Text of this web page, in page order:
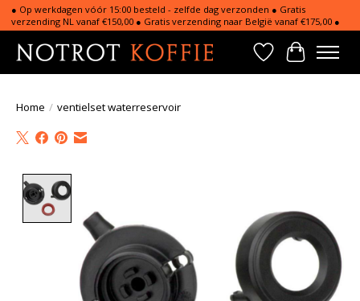
● Op werkdagen vóór 15:00 besteld - zelfde dag verzonden ● Gratis
verzending NL vanaf €150,00 ● Gratis verzending naar België vanaf €175,00 ●
Verlanglijst
Home / ventielset waterreservoir